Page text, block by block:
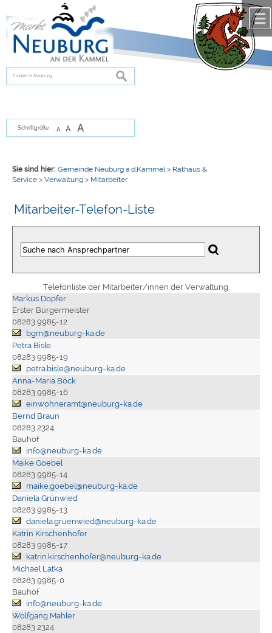
zur Navigationoder
springen.
suchen
Schriftgröße A A A
Sie sind hier: Gemeinde Neuburg a.d.Kammel > Rathaus &
Service> Verwaltung> Mitarbeiter
Mitarbeiter-Telefon-Liste
Telefonliste der Mitarbeiter/innen der Verwaltung
Markus Dopfer
Erster Bürgermeister
08283 9985-12
bgm@neuburg-ka.de
Petra Bisle
08283 9985-19
petra.bisle@neuburg-ka.de
Anna-Maria Böck
08283 9985-16
einwohneramt@neuburg-ka.de
Bernd Braun
08283 2324
Bauhof
info@neuburg-ka.de
Maike Goebel
08283 9985-14
maike.goebel@neuburg-ka.de
Daniela Grünwied
08283 9985-13
daniela.gruenwied@neuburg-ka.de
Katrin Kirschenhofer
08283 9985-17
katrin.kirschenhofer@neuburg-ka.de
Michael Latka
08283 9985-0
Bauhof
info@neuburg-ka.de
Wolfgang Mahler
08283 2324